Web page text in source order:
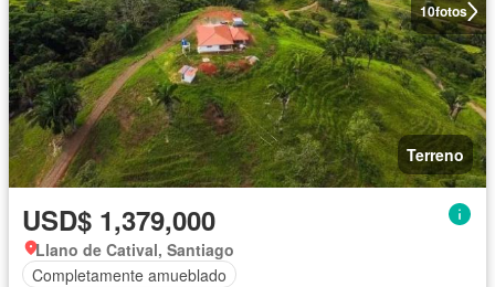
10fotos
Terreno
USD$ 1,379,000
Llano de Catival, Santiago
Completamente amueblado